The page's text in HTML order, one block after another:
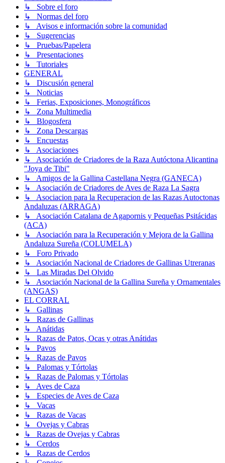
↳ Sobre el foro
↳ Normas del foro
↳ Avisos e información sobre la comunidad
↳ Sugerencias
↳ Pruebas/Papelera
↳ Presentaciones
↳ Tutoriales
GENERAL
↳ Discusión general
↳ Noticias
↳ Ferias, Exposiciones, Monográficos
↳ Zona Multimedia
↳ Blogosfera
↳ Zona Descargas
↳ Encuestas
↳ Asociaciones
↳ Asociación de Criadores de la Raza Autóctona Alicantina
"Joya de Tibi"
↳ Amigos de la Gallina Castellana Negra (GANECA)
↳ Asociación de Criadores de Aves de Raza La Sagra
↳ Asociacion para la Recuperacion de las Razas Autoctonas
Andaluzas (ARRAGA)
↳ Asociación Catalana de Agapornis y Pequeñas Psitácidas
(ACA)
↳ Asociación para la Recuperación y Mejora de la Gallina
Andaluza Sureña (COLUMELA)
↳ Foro Privado
↳ Asociación Nacional de Criadores de Gallinas Utreranas
↳ Las Miradas Del Olvido
↳ Asociación Nacional de la Gallina Sureña y Ornamentales
(ANGAS)
EL CORRAL
↳ Gallinas
↳ Razas de Gallinas
↳ Anátidas
↳ Razas de Patos, Ocas y otras Anátidas
↳ Pavos
↳ Razas de Pavos
↳ Palomas y Tórtolas
↳ Razas de Palomas y Tórtolas
↳ Aves de Caza
↳ Especies de Aves de Caza
↳ Vacas
↳ Razas de Vacas
↳ Ovejas y Cabras
↳ Razas de Ovejas y Cabras
↳ Cerdos
↳ Razas de Cerdos